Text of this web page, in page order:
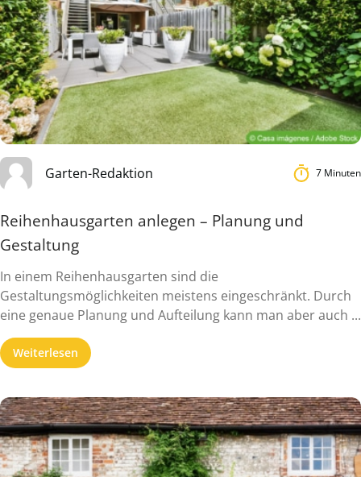
Garten-Redaktion 7 Minuten
Reihenhausgarten anlegen – Planung und
Gestaltung
In einem Reihenhausgarten sind die
Gestaltungsmöglichkeiten meistens eingeschränkt. Durch
eine genaue Planung und Aufteilung kann man aber auch ...
Weiterlesen